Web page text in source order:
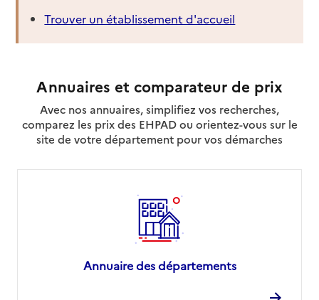
Trouver un établissement d'accueil
Annuaires et comparateur de prix
Avec nos annuaires, simplifiez vos recherches,
comparez les prix des EHPAD ou orientez-vous sur le
site de votre département pour vos démarches
Annuaire des départements